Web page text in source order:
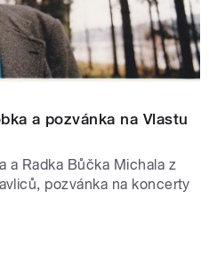
a pozvánka na Vlastu
a Radka Bůčka Michala z
pozvánka na koncerty